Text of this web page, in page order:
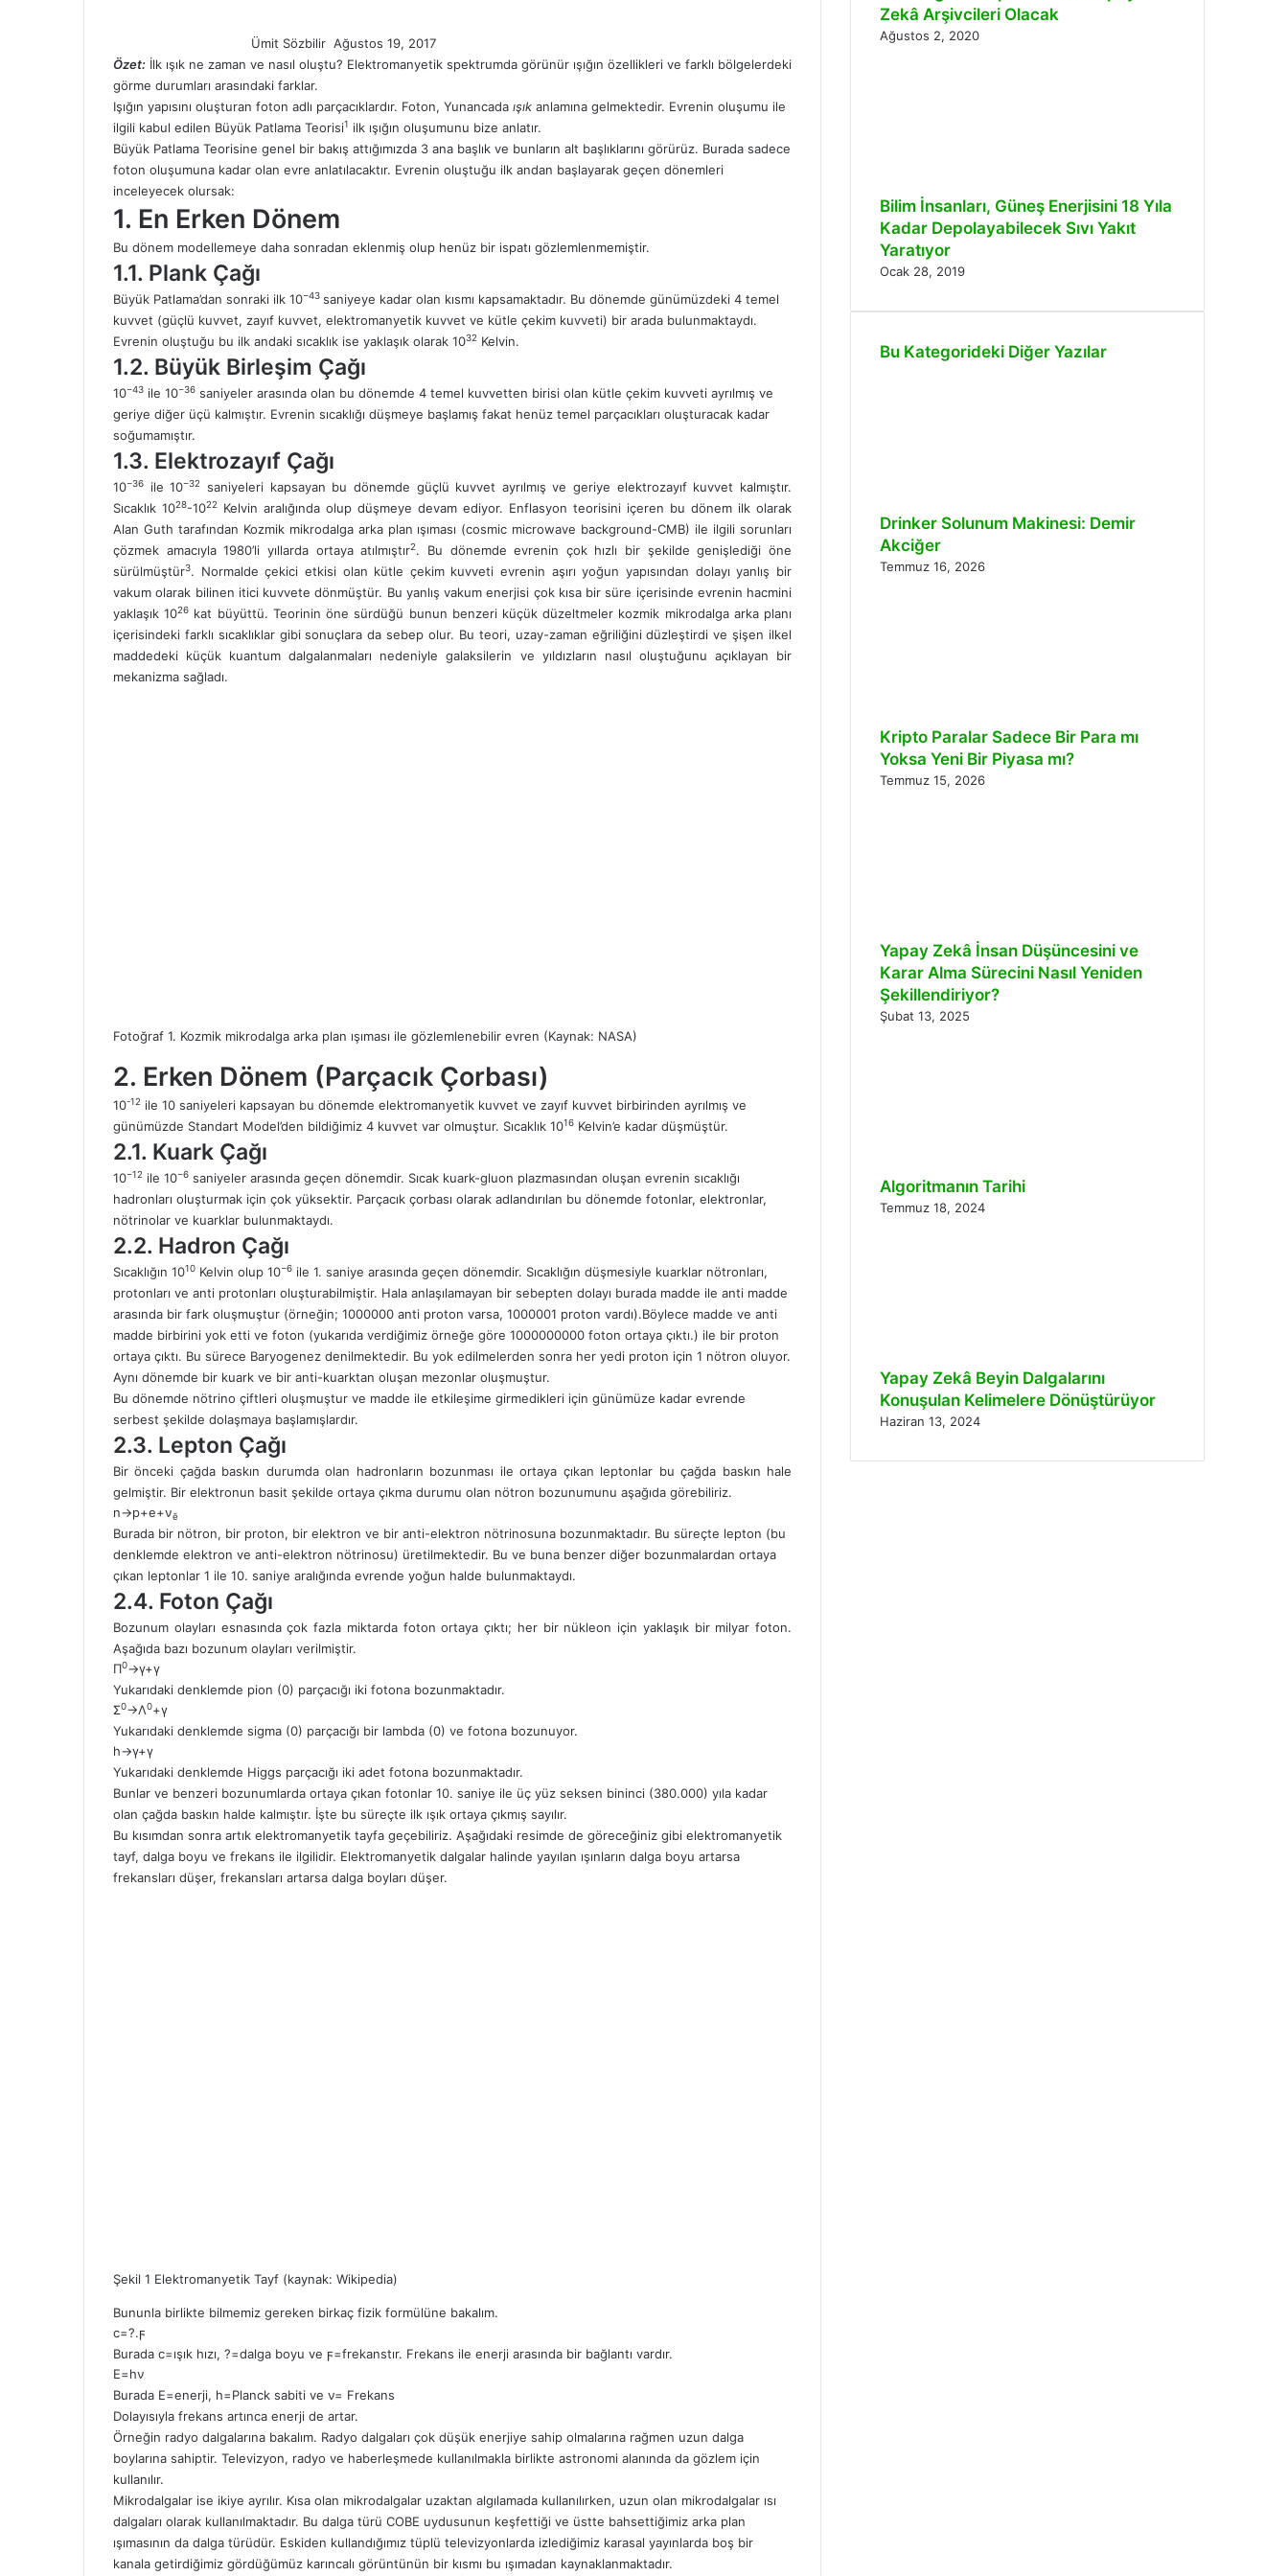
Ümit Sözbilir Ağustos 19, 2017
Özet: İlk ışık ne zaman ve nasıl oluştu? Elektromanyetik spektrumda görünür ışığın özellikleri ve farklı bölgelerdeki
görme durumları arasındaki farklar.
Işığın yapısını oluşturan foton adlı parçacıklardır. Foton, Yunancada ışık anlamına gelmektedir. Evrenin oluşumu ile
ilgili kabul edilen Büyük Patlama Teorisi1 ilk ışığın oluşumunu bize anlatır.
Büyük Patlama Teorisine genel bir bakış attığımızda 3 ana başlık ve bunların alt başlıklarını görürüz. Burada sadece
foton oluşumuna kadar olan evre anlatılacaktır. Evrenin oluştuğu ilk andan başlayarak geçen dönemleri
inceleyecek olursak:
1. En Erken Dönem
Bu dönem modellemeye daha sonradan eklenmiş olup henüz bir ispatı gözlemlenmemiştir.
1.1. Plank Çağı
Büyük Patlama’dan sonraki ilk 10−43 saniyeye kadar olan kısmı kapsamaktadır. Bu dönemde günümüzdeki 4 temel
kuvvet (güçlü kuvvet, zayıf kuvvet, elektromanyetik kuvvet ve kütle çekim kuvveti) bir arada bulunmaktaydı.
Evrenin oluştuğu bu ilk andaki sıcaklık ise yaklaşık olarak 1032 Kelvin.
1.2. Büyük Birleşim Çağı
10−43 ile 10−36 saniyeler arasında olan bu dönemde 4 temel kuvvetten birisi olan kütle çekim kuvveti ayrılmış ve
geriye diğer üçü kalmıştır. Evrenin sıcaklığı düşmeye başlamış fakat henüz temel parçacıkları oluşturacak kadar
soğumamıştır.
1.3. Elektrozayıf Çağı
10−36 ile 10−32
saniyeleri kapsayan bu dönemde güçlü kuvvet ayrılmış ve geriye elektrozayıf kuvvet kalmıştır.
Sıcaklık 1028-1022
Kelvin aralığında olup düşmeye devam ediyor. Enflasyon teorisini içeren bu dönem ilk olarak
Alan Guth tarafından Kozmik mikrodalga arka plan ışıması (cosmic microwave background-CMB) ile ilgili sorunları
çözmek amacıyla 1980’li yıllarda ortaya atılmıştır2. Bu dönemde evrenin çok hızlı bir şekilde genişlediği öne
sürülmüştür3. Normalde çekici etkisi olan kütle çekim kuvveti evrenin aşırı yoğun yapısından dolayı yanlış bir
vakum olarak bilinen itici kuvvete dönmüştür. Bu yanlış vakum enerjisi çok kısa bir süre içerisinde evrenin hacmini
yaklaşık 1026 kat büyüttü. Teorinin öne sürdüğü bunun benzeri küçük düzeltmeler kozmik mikrodalga arka planı
içerisindeki farklı sıcaklıklar gibi sonuçlara da sebep olur. Bu teori, uzay-zaman eğriliğini düzleştirdi ve şişen ilkel
maddedeki küçük kuantum dalgalanmaları nedeniyle galaksilerin ve yıldızların nasıl oluştuğunu açıklayan bir
mekanizma sağladı.
Fotoğraf 1. Kozmik mikrodalga arka plan ışıması ile gözlemlenebilir evren (Kaynak: NASA)
2. Erken Dönem (Parçacık Çorbası)
10-12 ile 10 saniyeleri kapsayan bu dönemde elektromanyetik kuvvet ve zayıf kuvvet birbirinden ayrılmış ve
günümüzde Standart Model’den bildiğimiz 4 kuvvet var olmuştur. Sıcaklık 1016 Kelvin’e kadar düşmüştür.
2.1. Kuark Çağı
10−12 ile 10−6 saniyeler arasında geçen dönemdir. Sıcak kuark-gluon plazmasından oluşan evrenin sıcaklığı
hadronları oluşturmak için çok yüksektir. Parçacık çorbası olarak adlandırılan bu dönemde fotonlar, elektronlar,
nötrinolar ve kuarklar bulunmaktaydı.
2.2. Hadron Çağı
Sıcaklığın 1010 Kelvin olup 10−6 ile 1. saniye arasında geçen dönemdir. Sıcaklığın düşmesiyle kuarklar nötronları,
protonları ve anti protonları oluşturabilmiştir. Hala anlaşılamayan bir sebepten dolayı burada madde ile anti madde
arasında bir fark oluşmuştur (örneğin; 1000000 anti proton varsa, 1000001 proton vardı).Böylece madde ve anti
madde birbirini yok etti ve foton (yukarıda verdiğimiz örneğe göre 1000000000 foton ortaya çıktı.) ile bir proton
ortaya çıktı. Bu sürece Baryogenez denilmektedir. Bu yok edilmelerden sonra her yedi proton için 1 nötron oluyor.
Aynı dönemde bir kuark ve bir anti-kuarktan oluşan mezonlar oluşmuştur.
Bu dönemde nötrino çiftleri oluşmuştur ve madde ile etkileşime girmedikleri için günümüze kadar evrende
serbest şekilde dolaşmaya başlamışlardır.
2.3. Lepton Çağı
Bir önceki çağda baskın durumda olan hadronların bozunması ile ortaya çıkan leptonlar bu çağda baskın hale
gelmiştir. Bir elektronun basit şekilde ortaya çıkma durumu olan nötron bozunumunu aşağıda görebiliriz.
n→p+e+νē
Burada bir nötron, bir proton, bir elektron ve bir anti-elektron nötrinosuna bozunmaktadır. Bu süreçte lepton (bu
denklemde elektron ve anti-elektron nötrinosu) üretilmektedir. Bu ve buna benzer diğer bozunmalardan ortaya
çıkan leptonlar 1 ile 10. saniye aralığında evrende yoğun halde bulunmaktaydı.
2.4. Foton Çağı
Bozunum olayları esnasında çok fazla miktarda foton ortaya çıktı; her bir nükleon için yaklaşık bir milyar foton.
Aşağıda bazı bozunum olayları verilmiştir.
Π0→γ+γ
Yukarıdaki denklemde pion (0) parçacığı iki fotona bozunmaktadır.
Σ0→Λ0+γ
Yukarıdaki denklemde sigma (0) parçacığı bir lambda (0) ve fotona bozunuyor.
h→γ+γ
Yukarıdaki denklemde Higgs parçacığı iki adet fotona bozunmaktadır.
Bunlar ve benzeri bozunumlarda ortaya çıkan fotonlar 10. saniye ile üç yüz seksen bininci (380.000) yıla kadar
olan çağda baskın halde kalmıştır. İşte bu süreçte ilk ışık ortaya çıkmış sayılır.
Bu kısımdan sonra artık elektromanyetik tayfa geçebiliriz. Aşağıdaki resimde de göreceğiniz gibi elektromanyetik
tayf, dalga boyu ve frekans ile ilgilidir. Elektromanyetik dalgalar halinde yayılan ışınların dalga boyu artarsa
frekansları düşer, frekansları artarsa dalga boyları düşer.
Şekil 1 Elektromanyetik Tayf (kaynak: Wikipedia)
Bununla birlikte bilmemiz gereken birkaç fizik formülüne bakalım.
c=?.ϝ
Burada c=ışık hızı, ?=dalga boyu ve ϝ=frekanstır. Frekans ile enerji arasında bir bağlantı vardır.
E=hν
Burada E=enerji, h=Planck sabiti ve ν= Frekans
Dolayısıyla frekans artınca enerji de artar.
Örneğin radyo dalgalarına bakalım. Radyo dalgaları çok düşük enerjiye sahip olmalarına rağmen uzun dalga
boylarına sahiptir. Televizyon, radyo ve haberleşmede kullanılmakla birlikte astronomi alanında da gözlem için
kullanılır.
Mikrodalgalar ise ikiye ayrılır. Kısa olan mikrodalgalar uzaktan algılamada kullanılırken, uzun olan mikrodalgalar ısı
dalgaları olarak kullanılmaktadır. Bu dalga türü COBE uydusunun keşfettiği ve üstte bahsettiğimiz arka plan
ışımasının da dalga türüdür. Eskiden kullandığımız tüplü televizyonlarda izlediğimiz karasal yayınlarda boş bir
kanala getirdiğimiz gördüğümüz karıncalı görüntünün bir kısmı bu ışımadan kaynaklanmaktadır.
Zekâ Arşivcileri Olacak
Ağustos 2, 2020
Bilim İnsanları, Güneş Enerjisini 18 Yıla
Kadar Depolayabilecek Sıvı Yakıt
Yaratıyor
Ocak 28, 2019
Bu Kategorideki Diğer Yazılar
Drinker Solunum Makinesi: Demir
Akciğer
Temmuz 16, 2026
Kripto Paralar Sadece Bir Para mı
Yoksa Yeni Bir Piyasa mı?
Temmuz 15, 2026
Yapay Zekâ İnsan Düşüncesini ve
Karar Alma Sürecini Nasıl Yeniden
Şekillendiriyor?
Şubat 13, 2025
Algoritmanın Tarihi
Temmuz 18, 2024
Yapay Zekâ Beyin Dalgalarını
Konuşulan Kelimelere Dönüştürüyor
Haziran 13, 2024